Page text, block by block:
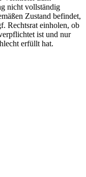
nicht vollständig
Zustand befindet,
Rechtsrat einholen, ob
ist und nur
erfüllt hat.